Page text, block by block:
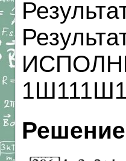
Решение